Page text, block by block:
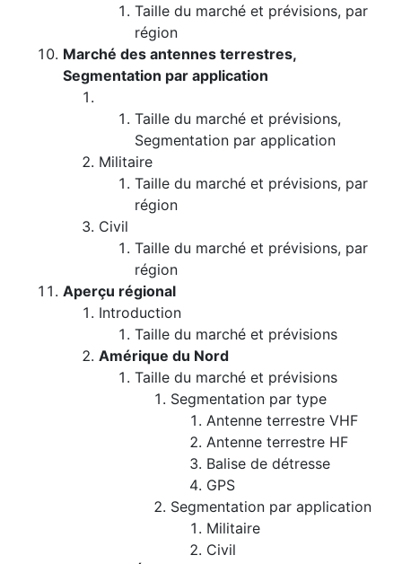
Taille du marché et prévisions, par
région
Marché des antennes terrestres,
Segmentation par application
Taille du marché et prévisions,
Segmentation par application
Militaire
Taille du marché et prévisions, par
région
Civil
Taille du marché et prévisions, par
région
Aperçu régional
Introduction
Taille du marché et prévisions
Amérique du Nord
Taille du marché et prévisions
Segmentation par type
Antenne terrestre VHF
Antenne terrestre HF
Balise de détresse
GPS
Segmentation par application
Militaire
Civil